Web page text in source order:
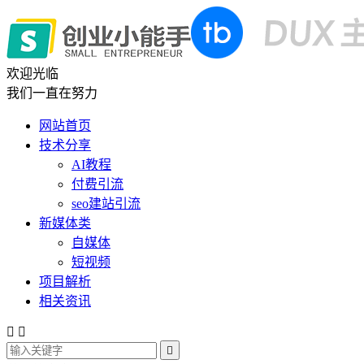
欢迎光临
我们一直在努力
网站首页
技术分享
AI教程
付费引流
seo建站引流
新媒体类
自媒体
短视频
项目解析
相关资讯
 
